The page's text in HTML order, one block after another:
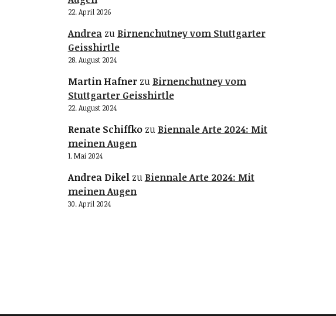
22. April 2026
Andreazu Birnenchutney vom Stuttgarter
Geisshirtle
28. August 2024
Martin Hafnerzu Birnenchutney vom
Stuttgarter Geisshirtle
22. August 2024
Renate Schiffkozu Biennale Arte 2024: Mit
meinen Augen
1. Mai 2024
Andrea Dikelzu Biennale Arte 2024: Mit
meinen Augen
30. April 2024